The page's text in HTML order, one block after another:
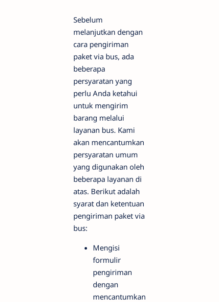
Sebelum
melanjutkan dengan
cara pengiriman
paket via bus, ada
beberapa
persyaratan yang
perlu Anda ketahui
untuk mengirim
barang melalui
layanan bus. Kami
akan mencantumkan
persyaratan umum
yang digunakan oleh
beberapa layanan di
atas. Berikut adalah
syarat dan ketentuan
pengiriman paket via
bus:
Mengisi
formulir
pengiriman
dengan
mencantumkan